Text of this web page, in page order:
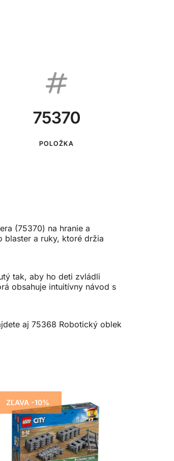
75370
POLOŽKA
(75370) na hranie a
blaster a ruky, ktoré držia
tak, aby ho deti zvládli
obsahuje intuitívny návod s
aj 75368 Robotický oblek
ZĽAVA -10%